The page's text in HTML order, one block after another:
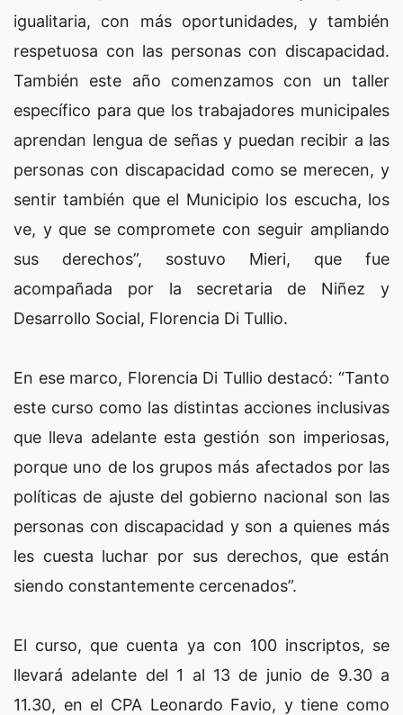
igualitaria, con más oportunidades, y también
respetuosa con las personas con discapacidad.
También este año comenzamos con un taller
específico para que los trabajadores municipales
aprendan lengua de señas y puedan recibir a las
personas con discapacidad como se merecen, y
sentir también que el Municipio los escucha, los
ve, y que se compromete con seguir ampliando
sus derechos”, sostuvo Mieri, que fue
acompañada por la secretaria de Niñez y
Desarrollo Social, Florencia Di Tullio.
En ese marco, Florencia Di Tullio destacó: “Tanto
este curso como las distintas acciones inclusivas
que lleva adelante esta gestión son imperiosas,
porque uno de los grupos más afectados por las
políticas de ajuste del gobierno nacional son las
personas con discapacidad y son a quienes más
les cuesta luchar por sus derechos, que están
siendo constantemente cercenados”.
El curso, que cuenta ya con 100 inscriptos, se
llevará adelante del 1 al 13 de junio de 9.30 a
11.30, en el CPA Leonardo Favio, y tiene como